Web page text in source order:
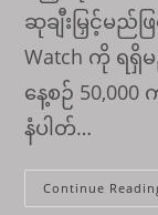
ဆုချီးမြှင့်မည်
Watch ကို ရရှိ
နေ့စဉ်
နံပါတ်…
Continue